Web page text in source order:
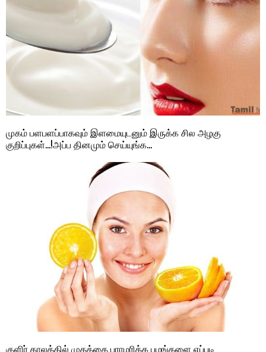
முகம் பளபளப்பாகவும் இளமையுடனும் இருக்க சில அழகு
குறிப்புகள்…!அப்ப தினமும் செய்யுங்க…
குளிர் காலத்தில் முகத்தை பராமரிக்க பழங்களை எப்படி